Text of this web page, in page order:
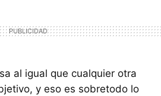
al igual que cualquier otra
y eso es sobretodo lo